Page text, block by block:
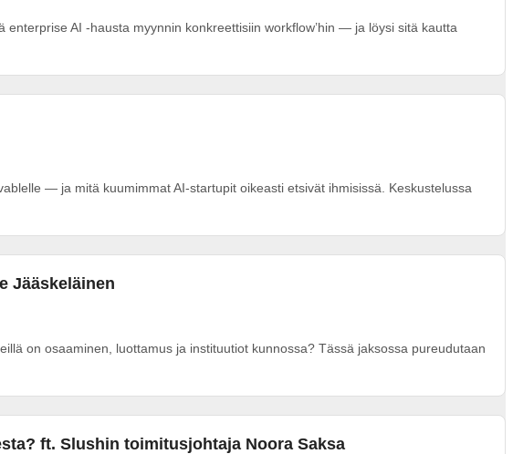
AI -hausta myynnin konkreettisiin workflow’hin — ja löysi sitä kautta
— ja mitä kuumimmat AI-startupit oikeasti etsivät ihmisissä. Keskustelussa
Jääskeläinen
on osaaminen, luottamus ja instituutiot kunnossa? Tässä jaksossa pureudutaan
ft. Slushin toimitusjohtaja Noora Saksa